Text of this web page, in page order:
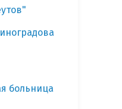
больница